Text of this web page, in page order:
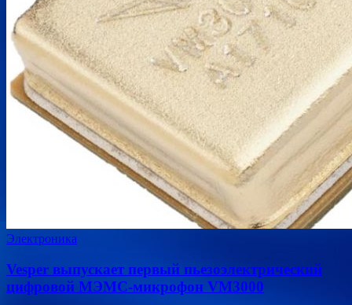
Электроника
Vesper выпускает первый пьезоэлектрический
цифровой МЭМС-микрофон VM3000